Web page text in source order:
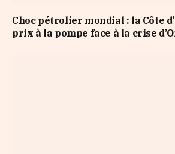
Choc pétrolier mondial : la Côte
prix à la pompe face à la crise